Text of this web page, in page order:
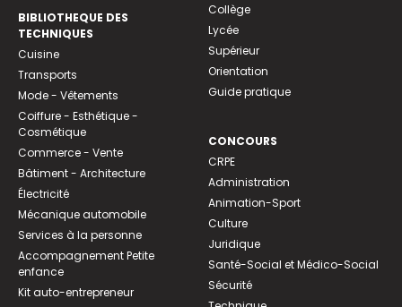
BIBLIOTHEQUE DES
TECHNIQUES
Cuisine
Transports
Mode - Vêtements
Coiffure - Esthétique -
Cosmétique
Commerce - Vente
Bâtiment - Architecture
Électricité
Mécanique automobile
Services à la personne
Accompagnement Petite
enfance
Kit auto-entrepreneur
Collège
Lycée
Supérieur
Orientation
Guide pratique
CONCOURS
CRPE
Administration
Animation-Sport
Culture
Juridique
Santé-Social et Médico-Social
Sécurité